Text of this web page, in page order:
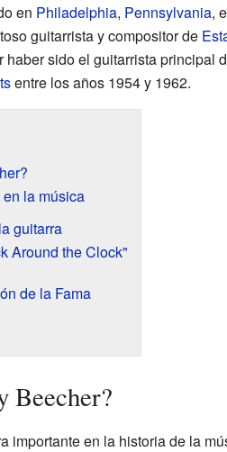
en Philadelphia, Pennsylvania,
guitarrista y compositor de
haber sido el guitarrista principal
entre los años 1954 y 1962.
la música
guitarra
Around the Clock"
de la Fama
Beecher?
importante en la historia de la